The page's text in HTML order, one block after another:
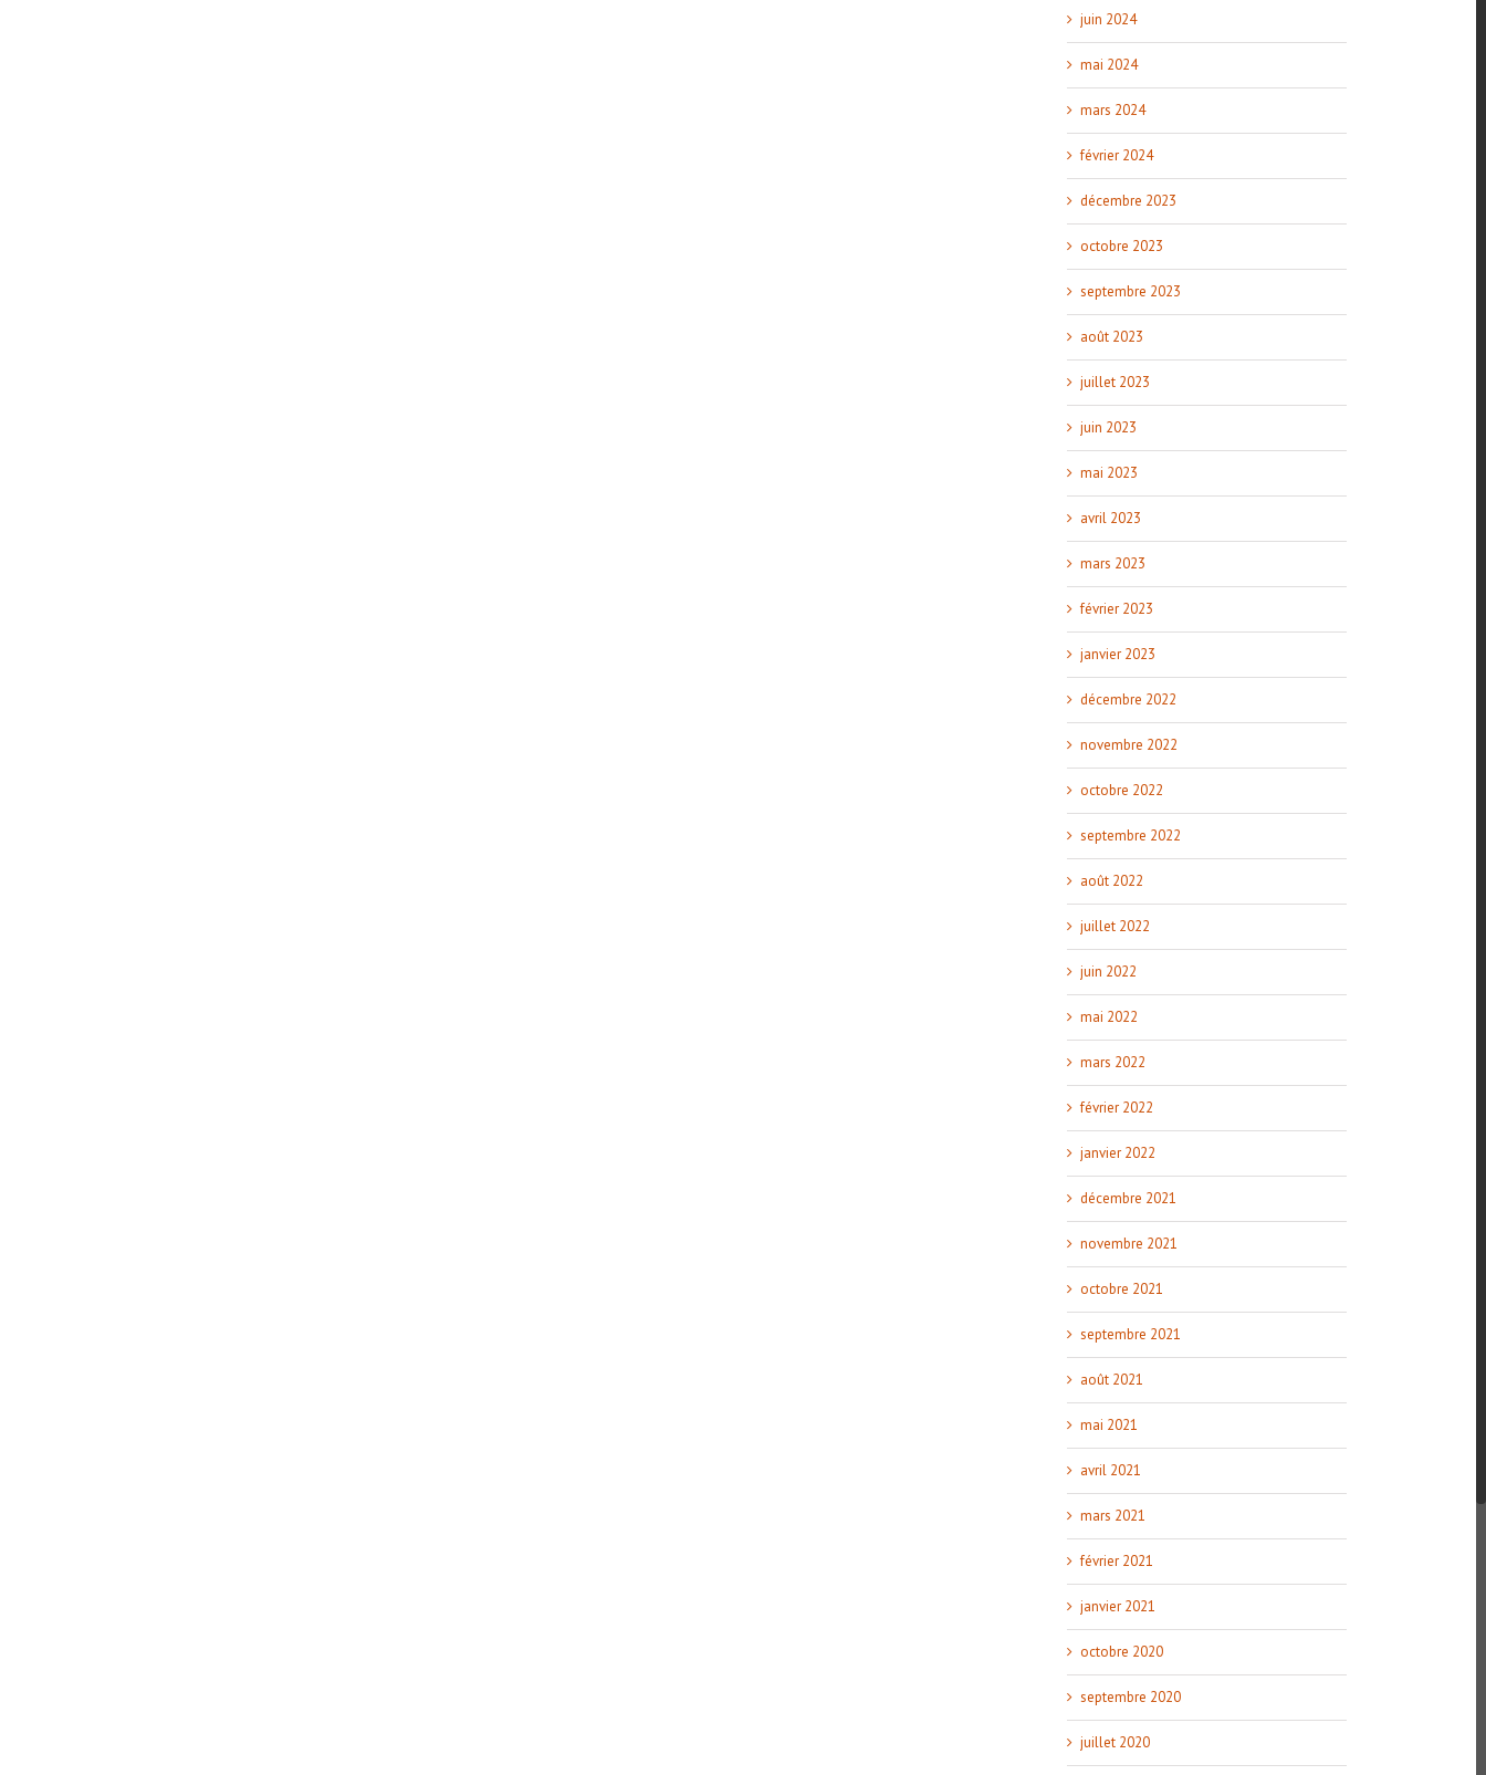
juin 2024
mai 2024
mars 2024
février 2024
décembre 2023
octobre 2023
septembre 2023
août 2023
juillet 2023
juin 2023
mai 2023
avril 2023
mars 2023
février 2023
janvier 2023
décembre 2022
novembre 2022
octobre 2022
septembre 2022
août 2022
juillet 2022
juin 2022
mai 2022
mars 2022
février 2022
janvier 2022
décembre 2021
novembre 2021
octobre 2021
septembre 2021
août 2021
mai 2021
avril 2021
mars 2021
février 2021
janvier 2021
octobre 2020
septembre 2020
juillet 2020